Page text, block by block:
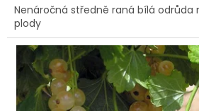
Nenáročná středně raná bílá odrůda
plody